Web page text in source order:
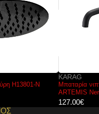
Μπαταρία νιπτήρος εντοιχισμού
ARTEMIS Nero 911-P KARAG